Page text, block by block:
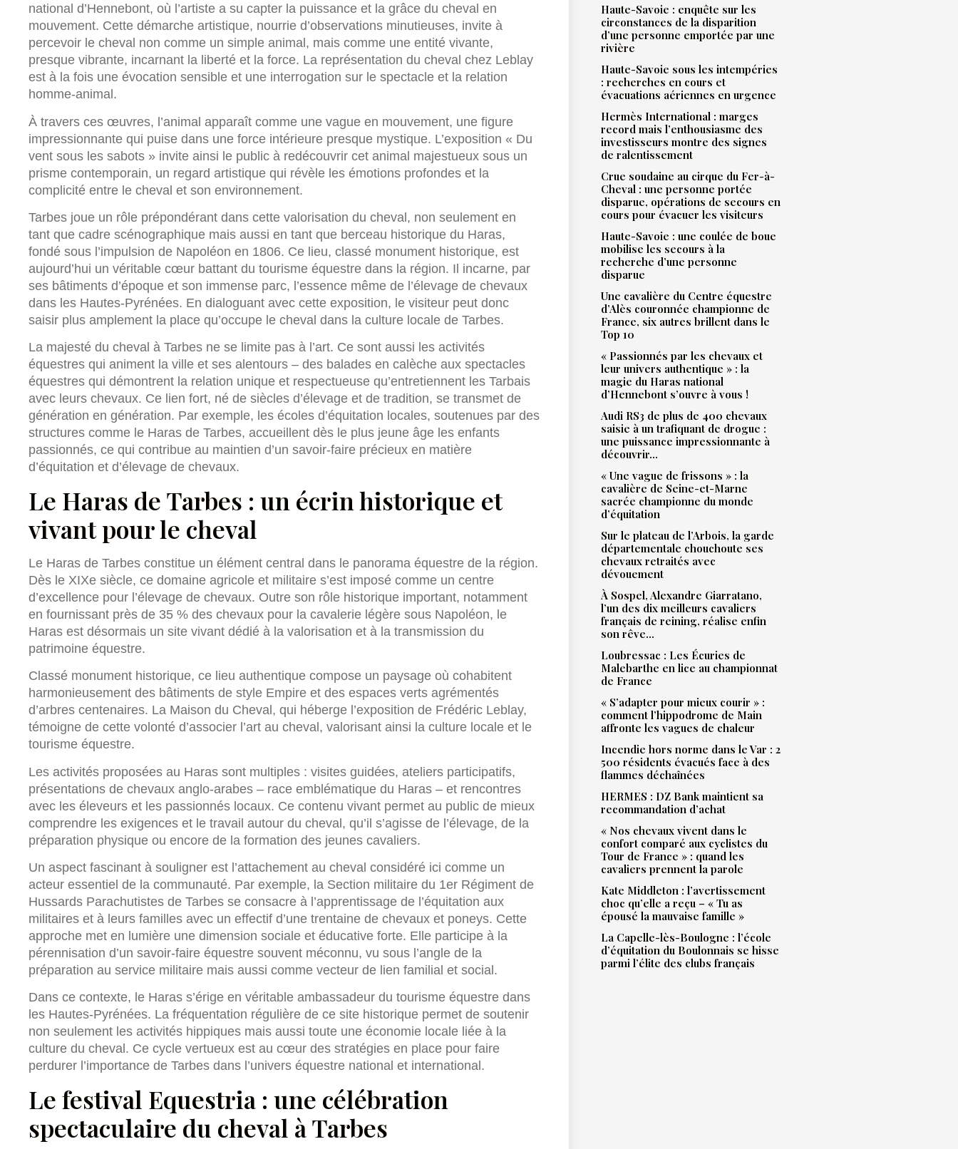
national d’Hennebont, où l’artiste a su capter la puissance et la grâce du cheval en
mouvement. Cette démarche artistique, nourrie d’observations minutieuses, invite à
percevoir le cheval non comme un simple animal, mais comme une entité vivante,
presque vibrante, incarnant la liberté et la force. La représentation du cheval chez Leblay
est à la fois une évocation sensible et une interrogation sur le spectacle et la relation
homme-animal.
À travers ces œuvres, l’animal apparaît comme une vague en mouvement, une figure
impressionnante qui puise dans une force intérieure presque mystique. L’exposition « Du
vent sous les sabots » invite ainsi le public à redécouvrir cet animal majestueux sous un
prisme contemporain, un regard artistique qui révèle les émotions profondes et la
complicité entre le cheval et son environnement.
Tarbes joue un rôle prépondérant dans cette valorisation du cheval, non seulement en
tant que cadre scénographique mais aussi en tant que berceau historique du Haras,
fondé sous l’impulsion de Napoléon en 1806. Ce lieu, classé monument historique, est
aujourd’hui un véritable cœur battant du tourisme équestre dans la région. Il incarne, par
ses bâtiments d’époque et son immense parc, l’essence même de l’élevage de chevaux
dans les Hautes-Pyrénées. En dialoguant avec cette exposition, le visiteur peut donc
saisir plus amplement la place qu’occupe le cheval dans la culture locale de Tarbes.
La majesté du cheval à Tarbes ne se limite pas à l’art. Ce sont aussi les activités
équestres qui animent la ville et ses alentours – des balades en calèche aux spectacles
équestres qui démontrent la relation unique et respectueuse qu’entretiennent les Tarbais
avec leurs chevaux. Ce lien fort, né de siècles d’élevage et de tradition, se transmet de
génération en génération. Par exemple, les écoles d’équitation locales, soutenues par des
structures comme le Haras de Tarbes, accueillent dès le plus jeune âge les enfants
passionnés, ce qui contribue au maintien d’un savoir-faire précieux en matière
d’équitation et d’élevage de chevaux.
Le Haras de Tarbes : un écrin historique et
vivant pour le cheval
Le Haras de Tarbes constitue un élément central dans le panorama équestre de la région.
Dès le XIXe siècle, ce domaine agricole et militaire s’est imposé comme un centre
d’excellence pour l’élevage de chevaux. Outre son rôle historique important, notamment
en fournissant près de 35 % des chevaux pour la cavalerie légère sous Napoléon, le
Haras est désormais un site vivant dédié à la valorisation et à la transmission du
patrimoine équestre.
Classé monument historique, ce lieu authentique compose un paysage où cohabitent
harmonieusement des bâtiments de style Empire et des espaces verts agrémentés
d’arbres centenaires. La Maison du Cheval, qui héberge l’exposition de Frédéric Leblay,
témoigne de cette volonté d’associer l’art au cheval, valorisant ainsi la culture locale et le
tourisme équestre.
Les activités proposées au Haras sont multiples : visites guidées, ateliers participatifs,
présentations de chevaux anglo-arabes – race emblématique du Haras – et rencontres
avec les éleveurs et les passionnés locaux. Ce contenu vivant permet au public de mieux
comprendre les exigences et le travail autour du cheval, qu’il s’agisse de l’élevage, de la
préparation physique ou encore de la formation des jeunes cavaliers.
Un aspect fascinant à souligner est l’attachement au cheval considéré ici comme un
acteur essentiel de la communauté. Par exemple, la Section militaire du 1er Régiment de
Hussards Parachutistes de Tarbes se consacre à l’apprentissage de l’équitation aux
militaires et à leurs familles avec un effectif d’une trentaine de chevaux et poneys. Cette
approche met en lumière une dimension sociale et éducative forte. Elle participe à la
pérennisation d’un savoir-faire équestre souvent méconnu, vu sous l’angle de la
préparation au service militaire mais aussi comme vecteur de lien familial et social.
Dans ce contexte, le Haras s’érige en véritable ambassadeur du tourisme équestre dans
les Hautes-Pyrénées. La fréquentation régulière de ce site historique permet de soutenir
non seulement les activités hippiques mais aussi toute une économie locale liée à la
culture du cheval. Ce cycle vertueux est au cœur des stratégies en place pour faire
perdurer l’importance de Tarbes dans l’univers équestre national et international.
Le festival Equestria : une célébration
spectaculaire du cheval à Tarbes
Haute-Savoie : enquête sur les
circonstances de la disparition
d’une personne emportée par une
rivière
Haute-Savoie sous les intempéries
: recherches en cours et
évacuations aériennes en urgence
Hermès International : marges
record mais l’enthousiasme des
investisseurs montre des signes
de ralentissement
Crue soudaine au cirque du Fer-à-
Cheval : une personne portée
disparue, opérations de secours en
cours pour évacuer les visiteurs
Haute-Savoie : une coulée de boue
mobilise les secours à la
recherche d’une personne
disparue
Une cavalière du Centre équestre
d’Alès couronnée championne de
France, six autres brillent dans le
Top 10
« Passionnés par les chevaux et
leur univers authentique » : la
magie du Haras national
d’Hennebont s’ouvre à vous !
Audi RS3 de plus de 400 chevaux
saisie à un trafiquant de drogue :
une puissance impressionnante à
découvrir…
« Une vague de frissons » : la
cavalière de Seine-et-Marne
sacrée championne du monde
d’équitation
Sur le plateau de l’Arbois, la garde
départementale chouchoute ses
chevaux retraités avec
dévouement
À Sospel, Alexandre Giarratano,
l’un des dix meilleurs cavaliers
français de reining, réalise enfin
son rêve…
Loubressac : Les Écuries de
Malebarthe en lice au championnat
de France
« S’adapter pour mieux courir » :
comment l’hippodrome de Main
affronte les vagues de chaleur
Incendie hors norme dans le Var : 2
500 résidents évacués face à des
flammes déchaînées
HERMES : DZ Bank maintient sa
recommandation d’achat
« Nos chevaux vivent dans le
confort comparé aux cyclistes du
Tour de France » : quand les
cavaliers prennent la parole
Kate Middleton : l’avertissement
choc qu’elle a reçu – « Tu as
épousé la mauvaise famille »
La Capelle-lès-Boulogne : l’école
d’équitation du Boulonnais se hisse
parmi l’élite des clubs français